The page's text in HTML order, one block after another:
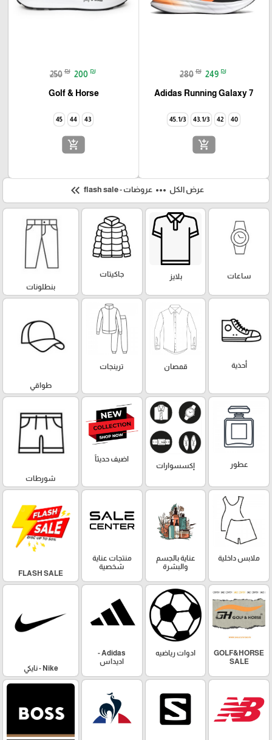
280 ₪ 249 ₪
Adidas Running Galaxy 7
40
42
43.1/3
45.1/3
add_shopping_cart
250 ₪ 200 ₪
Golf & Horse
43
44
45
add_shopping_cart
عرض الكل more_horiz عروضات - flash sale keyboard_double_arrow_left
ساعات بلايز
جاكيتات
بنطلونات
أحذية قمصان ترينجات
طواقي
عطور إكسسوارات
اضيف حديثاً
شورطات
ملابس داخلية
عناية بالجسم
والبشرة
منتجات عناية
شخصية
FLASH SALE
GOLF&HORSE
SALE
ادوات رياضيه
Adidas -
اديداس
Nike - نايكي